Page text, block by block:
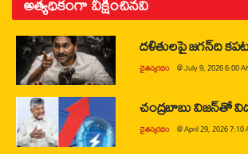
దళితులపై జగన్‌ది
చైతన్యరధం @July 9, 2026 6:00
చంద్రబాబు విజన్‌తో
చైతన్యరధం @April 29, 2026 7:10